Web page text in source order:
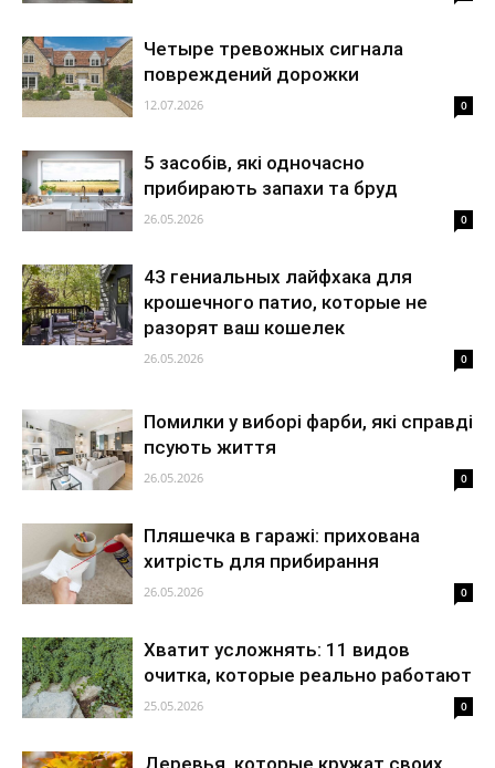
Четыре тревожных сигнала
повреждений дорожки
12.07.2026 0
5 засобів, які одночасно
прибирають запахи та бруд
26.05.2026 0
43 гениальных лайфхака для
крошечного патио, которые не
разорят ваш кошелек
26.05.2026 0
Помилки у виборі фарби, які справді
псують життя
26.05.2026 0
Пляшечка в гаражі: прихована
хитрість для прибирання
26.05.2026 0
Хватит усложнять: 11 видов
очитка, которые реально работают
25.05.2026 0
Деревья, которые кружат своих